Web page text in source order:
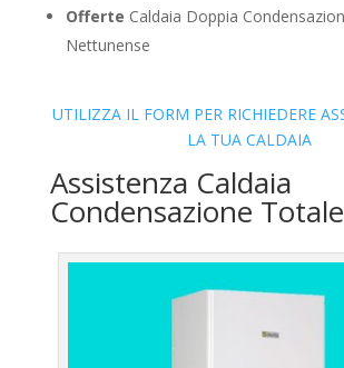
Offerte Caldaia Doppia
Nettunense
UTILIZZA IL FORM PER RICHIEDERE
LA TUA CALDAIA
Assistenza Caldaia
Condensazione